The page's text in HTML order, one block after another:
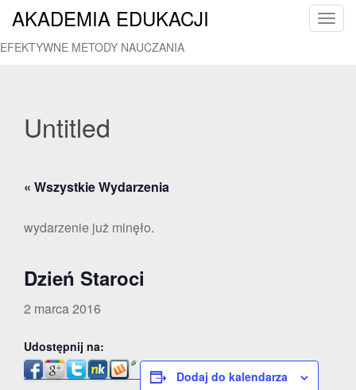
T
AKADEMIA EDUKACJI
EFEKTYWNE METODY NAUCZANIA
Untitled
« Wszystkie Wydarzenia
wydarzenie już minęło.
Dzień Staroci
2 marca 2016
Udostępnij na:
Dodaj do kalendarza